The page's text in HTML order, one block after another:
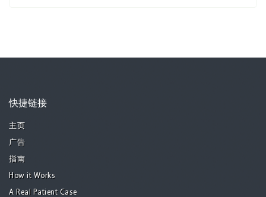
快捷链接
主页
广告
指南
How it Works
A Real Patient Case